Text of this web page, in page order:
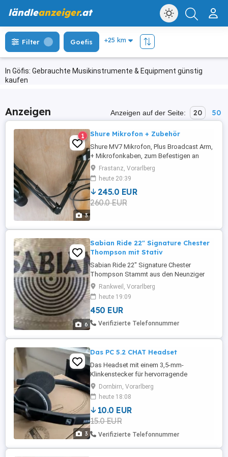
ländleanzeiger.at
In Göfis: Gebrauchte Musikinstrumente & Equipment günstig
kaufen
Filter Goefis
Anzeigen Anzeigen auf der Seite: 20 50
3
1 Shure Mikrofon + Zubehör
Shure MV7 Mikrofon, Plus Broadcast Arm,
+ Mikrofonkaben, zum Befestigen an
(Tisch-) Platten, kompl. 260,- Euro oder
machen sie uns ein Angebot,
Frastanz, Vorarlberg
heute 20:39
245.0 EUR
260.0 EUR
6
Sabian Ride 22" Signature Chester
Thompson mit Stativ
Sabian Ride 22" Signature Chester
Thompson Stammt aus den Neunziger
Jahren und ist seit langem nicht mehr
erhältlich. (Es wurde nur ein paar Jahre
bespielt) Lautes Ride-Becken mit
durchdringendem Charakter, das nicht
überschwingt und nicht überschlägt.
Ansprache ...
Rankweil, Vorarlberg
heute 19:09
450 EUR
Verifizierte Telefonnummer
3
Das PC 5.2 CHAT Headset
Das Headset mit einem 3,5-mm-
Klinkenstecker für hervorragende
Sennheiser Audioqualität bei Gesprächen
übers Internet sowie beim e-Learning,
Musikhören oder entspannten Gaming.
Dornbirn, Vorarlberg
heute 18:08
10.0 EUR
15.0 EUR
Verifizierte Telefonnummer